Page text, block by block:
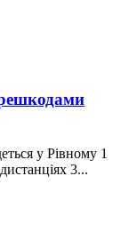
у Рівному 1
3...